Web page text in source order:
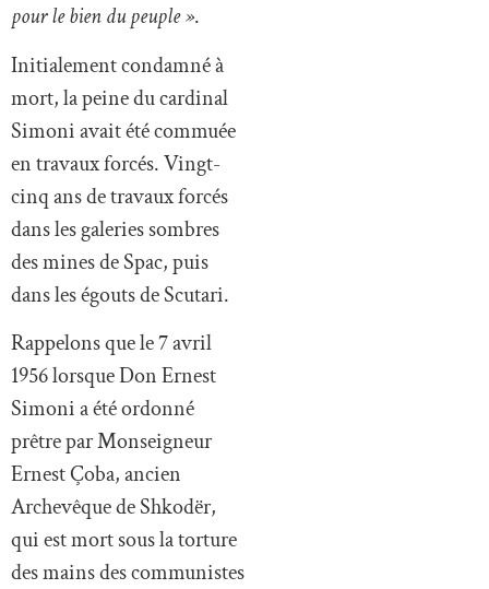
pour le bien du peuple ».
Initialement condamné à
mort, la peine du cardinal
Simoni avait été commuée
en travaux forcés. Vingt-
cinq ans de travaux forcés
dans les galeries sombres
des mines de Spac, puis
dans les égouts de Scutari.
Rappelons que le 7 avril
1956 lorsque Don Ernest
Simoni a été ordonné
prêtre par Monseigneur
Ernest Çoba, ancien
Archevêque de Shkodër,
qui est mort sous la torture
des mains des communistes